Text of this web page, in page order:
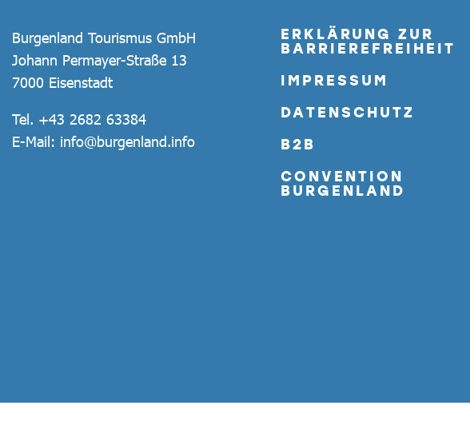
Burgenland Tourismus GmbH
Johann Permayer-Straße 13
7000 Eisenstadt
Tel. +43 2682 63384
E-Mail: info@burgenland.info
ERKLÄRUNG ZUR
BARRIEREFREIHEIT
IMPRESSUM
DATENSCHUTZ
B2B
CONVENTION
BURGENLAND